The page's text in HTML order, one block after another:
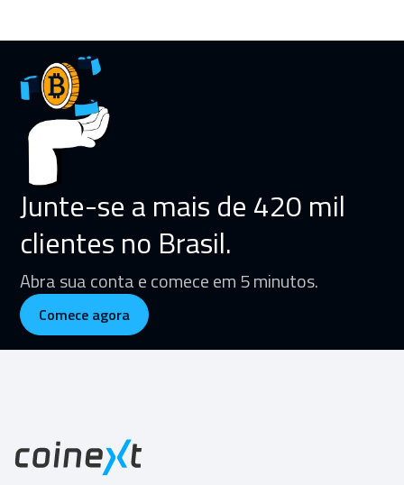
Junte-se a mais de 420 mil
clientes no Brasil.
Abra sua conta e comece em 5 minutos.
Comece agora